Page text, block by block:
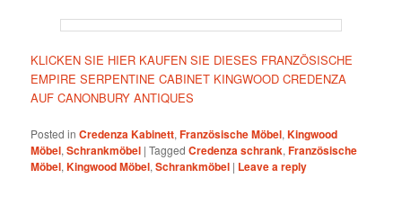
KLICKEN SIE HIER KAUFEN SIE DIESES FRANZÖSISCHE
EMPIRE SERPENTINE CABINET KINGWOOD CREDENZA
AUF CANONBURY ANTIQUES
Posted in Credenza Kabinett,Französische Möbel,Kingwood
Möbel,Schrankmöbel |Tagged Credenza schrank,Französische
Möbel,Kingwood Möbel,Schrankmöbel | Leave a reply